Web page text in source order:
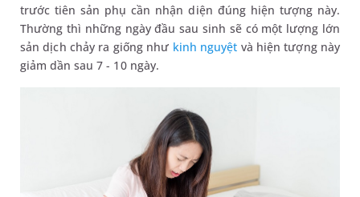
trước tiên sản phụ cần nhận diện đúng hiện tượng này.
Thường thì những ngày đầu sau sinh sẽ có một lượng lớn
sản dịch chảy ra giống như kinh nguyệt và hiện tượng này
giảm dần sau 7 - 10 ngày.